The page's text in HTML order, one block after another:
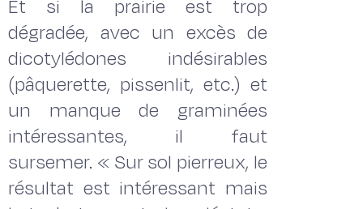
Et si la prairie est trop
dégradée, avec un excès de
dicotylédones indésirables
(pâquerette, pissenlit, etc.) et
un manque de graminées
intéressantes, il faut
sursemer. « Sur sol pierreux, le
résultat est intéressant mais